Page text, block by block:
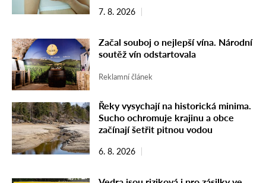
7. 8. 2026
Začal souboj o nejlepší vína. Národní
soutěž vín odstartovala
Reklamní článek
Řeky vysychají na historická minima.
Sucho ochromuje krajinu a obce
začínají šetřit pitnou vodou
6. 8. 2026